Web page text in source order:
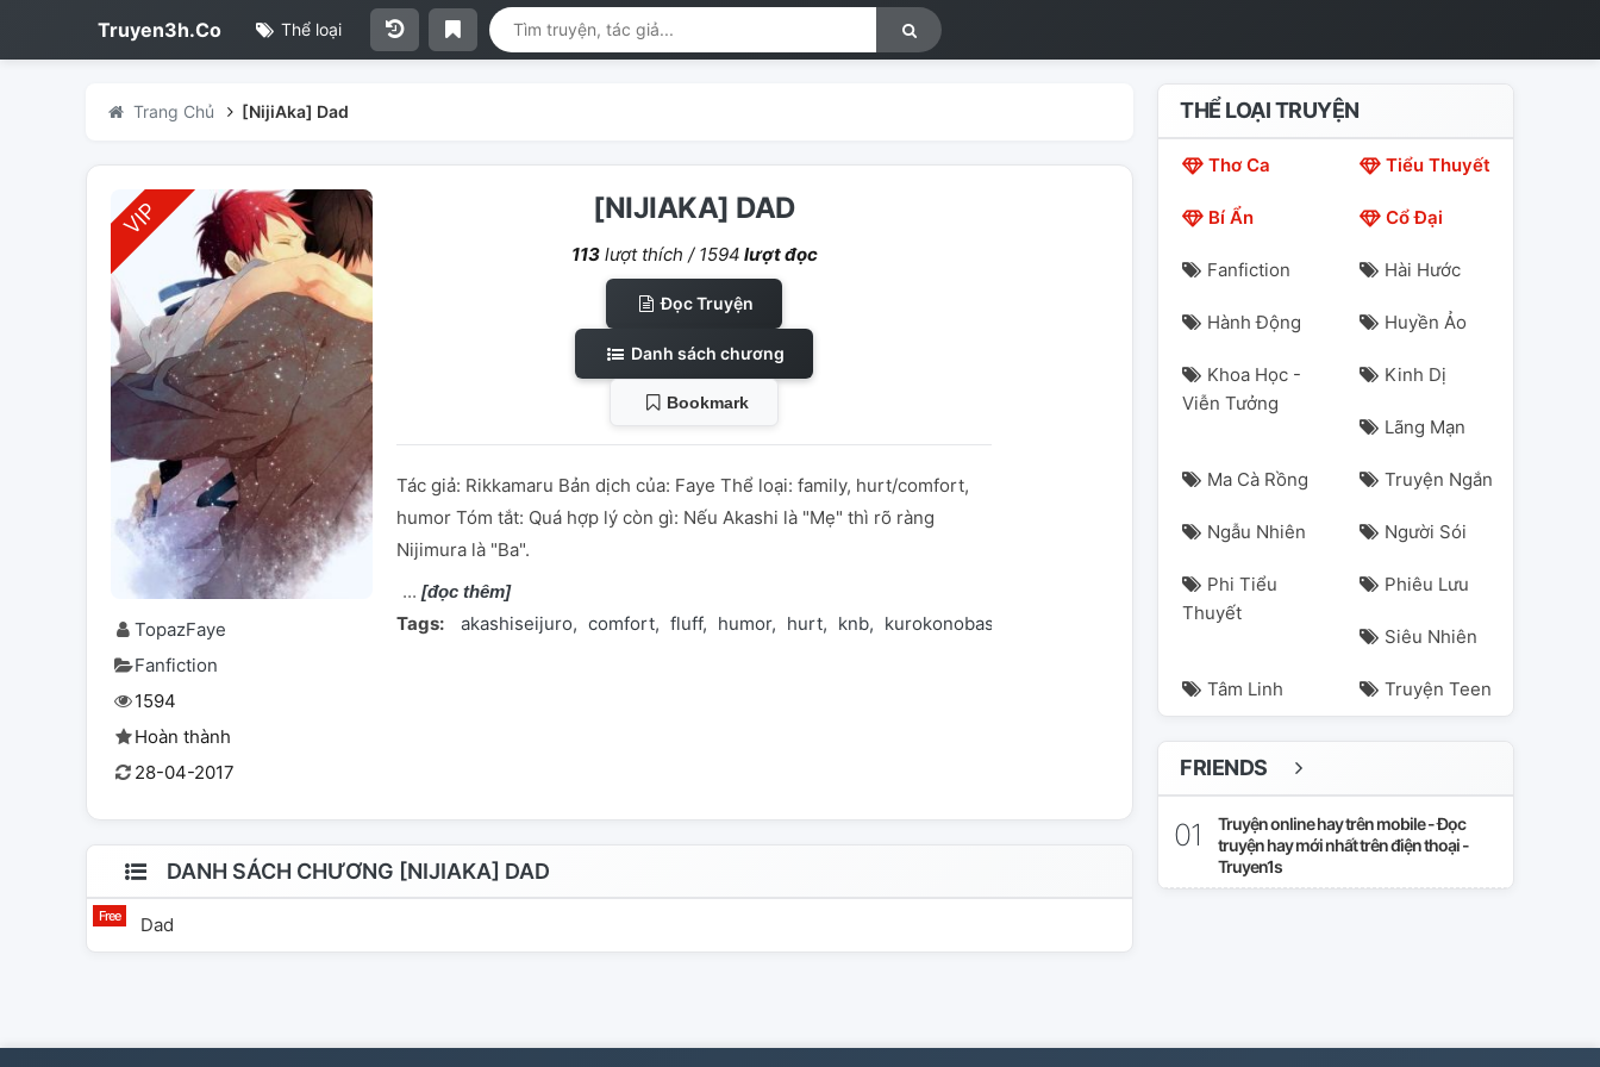
Truyen3h.Co Thể loại
Trang Chủ [NijiAka] Dad
TopazFaye
Fanfiction
1594
Hoàn thành
28-04-2017
[NIJIAKA] DAD
113lượt thích / 1594 lượt đọc
Đọc Truyện
Danh sách chương
Bookmark
Tác giả: Rikkamaru Bản dịch của: Faye Thể loại: family, hurt/comfort,
humor Tóm tắt: Quá hợp lý còn gì: Nếu Akashi là "Mẹ" thì rõ ràng
Nijimura là "Ba".
[đọc thêm]
Tags: akashiseijuro comfort fluff humor hurt knb kurokonobasket nijimurashuuzou
DANH SÁCH CHƯƠNG [NIJIAKA] DAD
Dad
THỂ LOẠI TRUYỆN
Thơ Ca Tiểu Thuyết
Bí Ẩn Cổ Đại
Fanfiction Hài Hước
Hành Động Huyền Ảo
Khoa Học -
Viễn Tưởng
Kinh Dị
Lãng Mạn
Ma Cà Rồng Truyện Ngắn
Ngẫu Nhiên Người Sói
Phi Tiểu
Thuyết
Phiêu Lưu
Siêu Nhiên
Tâm Linh Truyện Teen
FRIENDS
Truyện online hay trên mobile - Đọc
truyện hay mới nhất trên điện thoại -
Truyen1s